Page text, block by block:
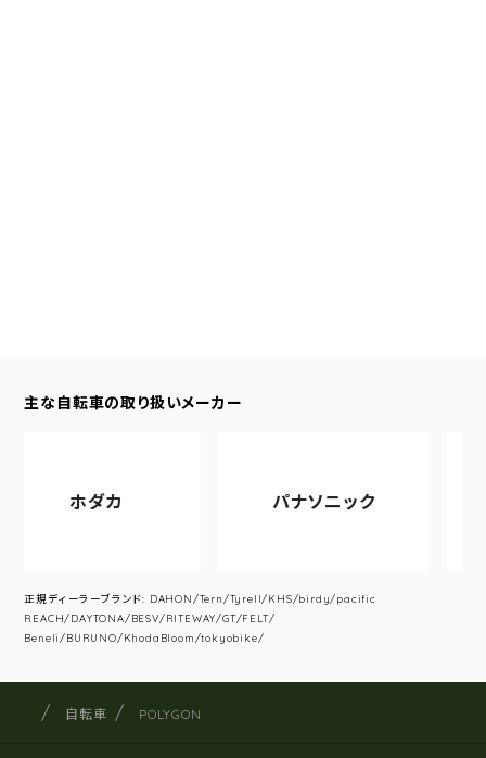
主な自転車の取り扱いメーカー
ホダカ パナソニック
正規ディーラーブランド: DAHON/Tern/Tyrell/KHS/birdy/pacific
REACH/DAYTONA/BESV/RITEWAY/GT/FELT/
Beneli/BURUNO/KhodaBloom/tokyobike/
サイト内の現在地
サイクルショップナカゴヤ
自転車 POLYGON